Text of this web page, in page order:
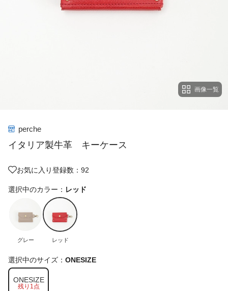
画像一覧
perche
イタリア製牛革 キーケース
お気に入り登録数：92
選択中のカラー： レッド
グレー レッド
選択中のサイズ： ONESIZE
ONESIZE
残り1点